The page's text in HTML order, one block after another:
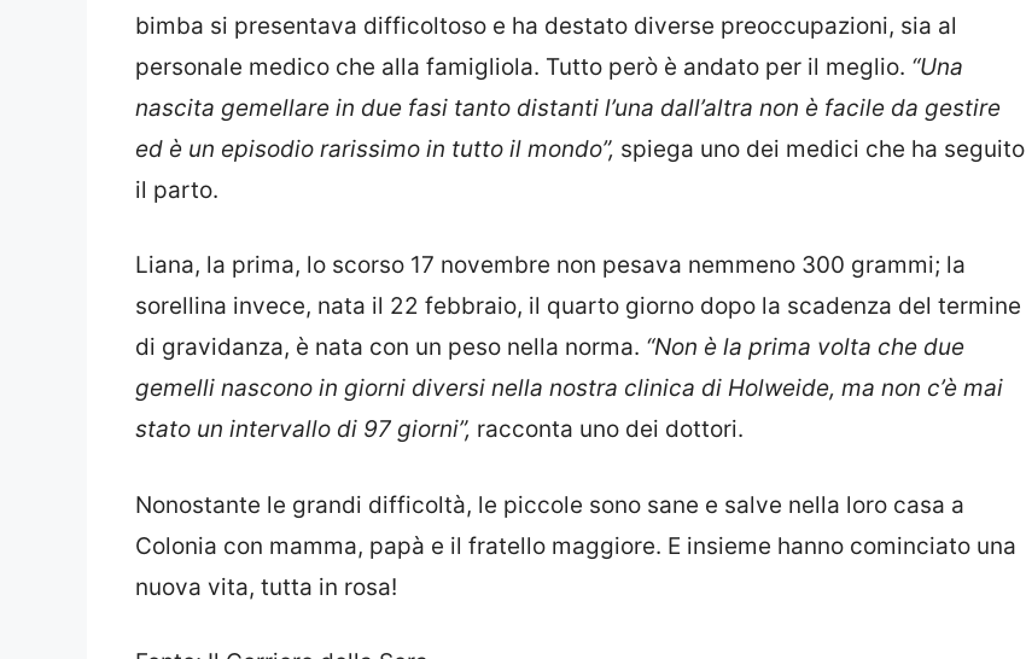
bimba si presentava difficoltoso e ha destato diverse preoccupazioni, sia al
personale medico che alla famigliola. Tutto però è andato per il meglio. “Una
nascita gemellare in due fasi tanto distanti l’una dall’altra non è facile da gestire
ed è un episodio rarissimo in tutto il mondo”, spiega uno dei medici che ha seguito
il parto.
Liana, la prima, lo scorso 17 novembre non pesava nemmeno 300 grammi; la
sorellina invece, nata il 22 febbraio, il quarto giorno dopo la scadenza del termine
di gravidanza, è nata con un peso nella norma. “Non è la prima volta che due
gemelli nascono in giorni diversi nella nostra clinica di Holweide, ma non c’è mai
stato un intervallo di 97 giorni”, racconta uno dei dottori.
Nonostante le grandi difficoltà, le piccole sono sane e salve nella loro casa a
Colonia con mamma, papà e il fratello maggiore. E insieme hanno cominciato una
nuova vita, tutta in rosa!